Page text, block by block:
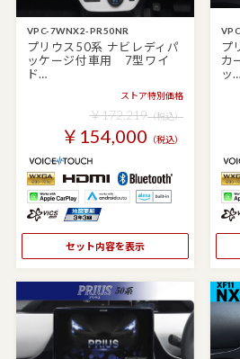
VPC-7WNX2-PR50NR
プリウス50系 ナビレディパ
ッケージ付車用 7型ワイ
ド…
ストア特別価格
￥172,219（税込）
￥154,000 （税込）
セット内容を表示
プ
カ
ッ…